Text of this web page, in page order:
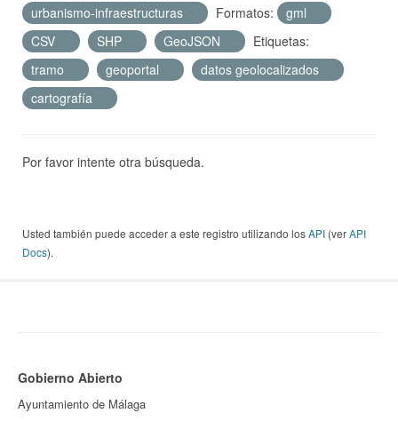
urbanismo-infraestructuras
Formatos:
gml
CSV
SHP GeoJSON
Etiquetas:
tramo
geoportal
datos geolocalizados
cartografía
Por favor intente otra búsqueda.
Usted también puede acceder a este registro utilizando losAPI (verAPI
Docs).
Gobierno Abierto
Ayuntamiento de Málaga